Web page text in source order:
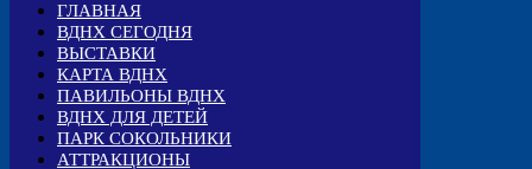
ГЛАВНАЯ
ВДНХ СЕГОДНЯ
ВЫСТАВКИ
КАРТА ВДНХ
ПАВИЛЬОНЫ ВДНХ
ВДНХ ДЛЯ ДЕТЕЙ
ПАРК СОКОЛЬНИКИ
АТТРАКЦИОНЫ